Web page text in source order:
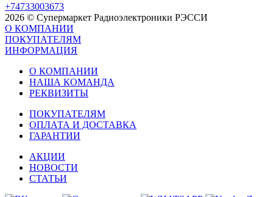
+74733003673
2026 © Супермаркет Радиоэлектроники РЭССИ
О КОМПАНИИ
ПОКУПАТЕЛЯМ
ИНФОРМАЦИЯ
О КОМПАНИИ
НАША КОМАНДА
РЕКВИЗИТЫ
ПОКУПАТЕЛЯМ
ОПЛАТА И ДОСТАВКА
ГАРАНТИИ
АКЦИИ
НОВОСТИ
СТАТЬИ